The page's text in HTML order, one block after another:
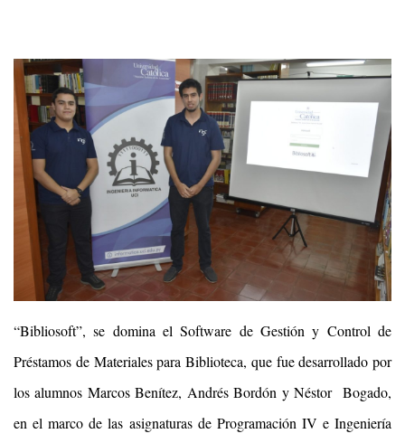
“Bibliosoft”, se domina el Software de Gestión y Control de
Préstamos de Materiales para Biblioteca, que fue desarrollado por
los alumnos Marcos Benítez, Andrés Bordón y Néstor Bogado,
en el marco de las asignaturas de Programación IV e Ingeniería